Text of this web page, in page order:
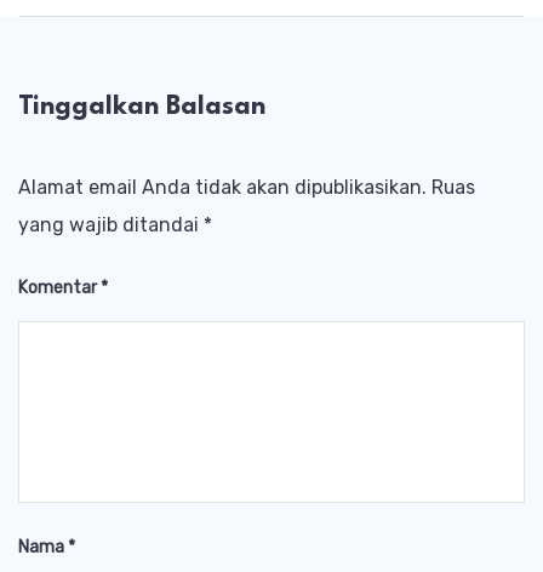
Tinggalkan Balasan
Alamat email Anda tidak akan dipublikasikan. Ruas
yang wajib ditandai *
Komentar*
Nama*